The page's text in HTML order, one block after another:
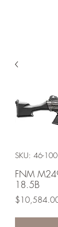
SKU: 46-
FNM
18.5B